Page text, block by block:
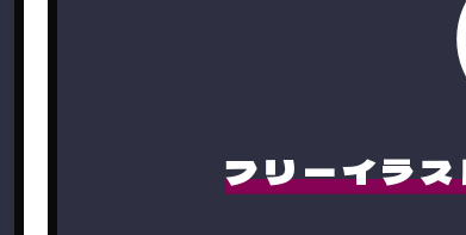
フリーイラ